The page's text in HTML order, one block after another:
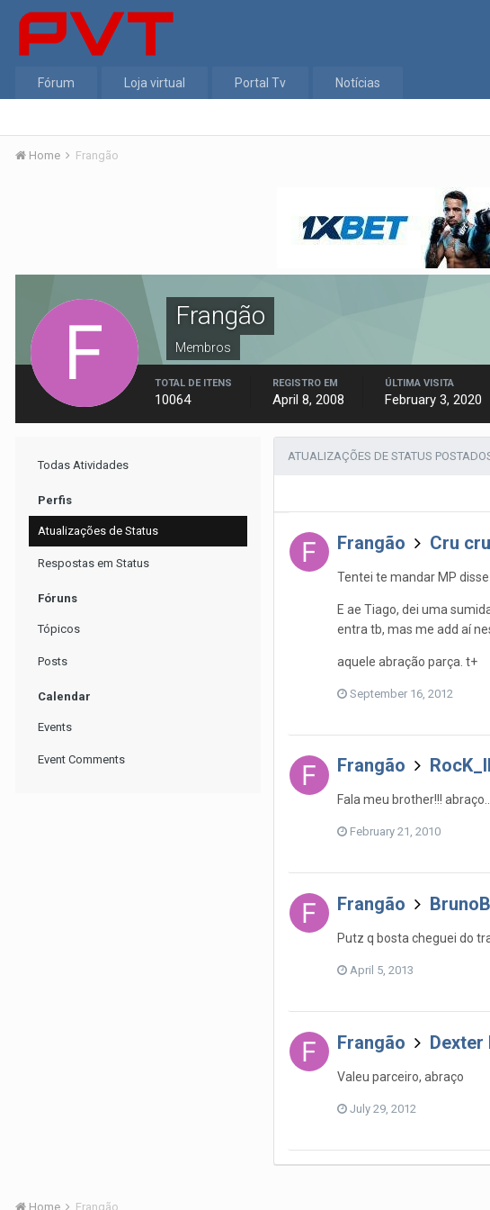
Fórum Loja virtual Portal Tv Notícias
Home Frangão
Frangão
Membros
TOTAL DE ITENS
10064
REGISTRO EM
April 8, 2008
ÚLTIMA VISITA
February 3, 2020
Todas Atividades
Perfis
Atualizações de Status
Respostas em Status
Fóruns
Tópicos
Posts
Calendar
Events
Event Comments
ATUALIZAÇÕES DE STATUS
Frangão Cru cru
Tentei te mandar MP
E ae Tiago, dei uma
entra tb, mas me add aí
aquele abração parça. t+
September 16, 2012
Frangão
Fala meu brother!!!
February 21, 2010
Frangão
Putz q bosta cheguei do
April 5, 2013
Frangão Dexter
Valeu parceiro, abraço
July 29, 2012
Home Frangão